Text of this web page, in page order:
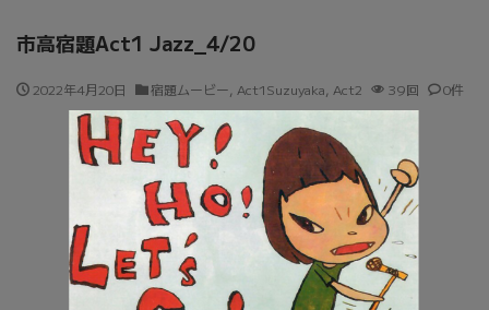
市高宿題Act1 Jazz_4/20
2022年4月20日 宿題ムービー Act1Suzuyaka Act2 39回 0件